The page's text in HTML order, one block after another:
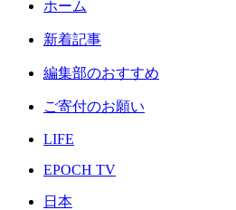
ホーム
新着記事
編集部のおすすめ
ご寄付のお願い
LIFE
EPOCH TV
日本